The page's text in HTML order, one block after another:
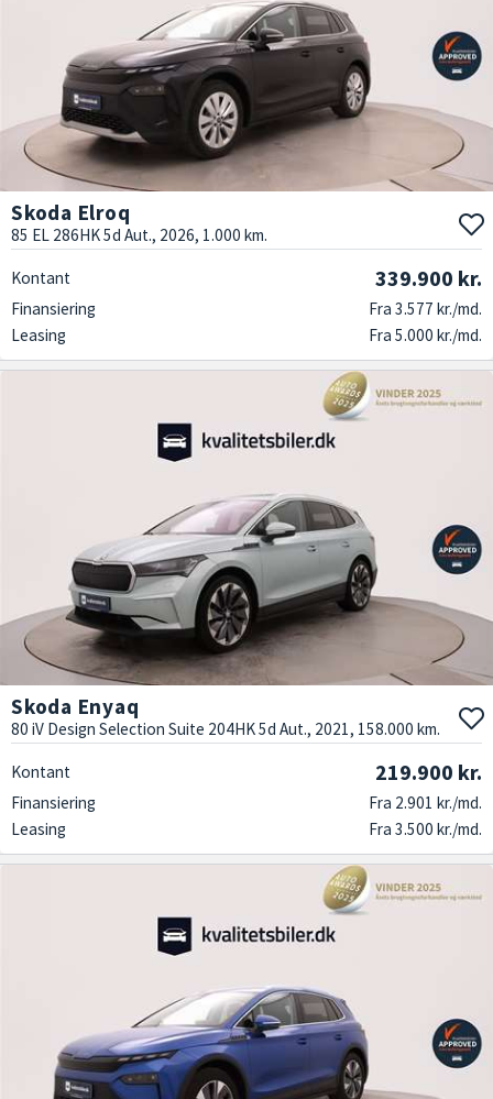
Skoda Elroq
85 EL 286HK 5d Aut., 2026, 1.000 km.
Kontant 339.900 kr.
Finansiering
Fra 3.577 kr./md.
Leasing
Fra 5.000 kr./md.
Skoda Enyaq
80 iV Design Selection Suite 204HK 5d Aut., 2021, 158.000 km.
Kontant 219.900 kr.
Finansiering
Fra 2.901 kr./md.
Leasing
Fra 3.500 kr./md.